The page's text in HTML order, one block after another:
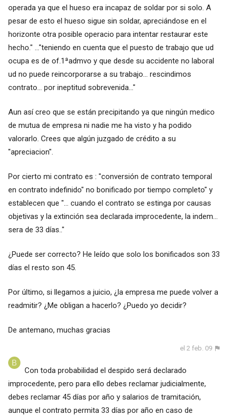
operada ya que el hueso era incapaz de soldar por si solo. A
pesar de esto el hueso sigue sin soldar, apreciándose en el
horizonte otra posible operacio para intentar restaurar este
hecho." ..."teniendo en cuenta que el puesto de trabajo que ud
ocupa es de of.1ªadmvo y que desde su accidente no laboral
ud no puede reincorporarse a su trabajo... rescindimos
contrato... por ineptitud sobrevenida..."
Aun así creo que se están precipitando ya que ningún medico
de mutua de empresa ni nadie me ha visto y ha podido
valorarlo. Crees que algún juzgado de crédito a su
"apreciacion".
Por cierto mi contrato es : "conversión de contrato temporal
en contrato indefinido" no bonificado por tiempo completo" y
establecen que "... cuando el contrato se estinga por causas
objetivas y la extinción sea declarada improcedente, la indem...
sera de 33 días.."
¿Puede ser correcto? He leído que solo los bonificados son 33
días el resto son 45.
Por último, si llegamos a juicio, ¿la empresa me puede volver a
readmitir? ¿Me obligan a hacerlo? ¿Puedo yo decidir?
De antemano, muchas gracias
el 2 feb. 09
Con toda probabilidad el despido será declarado
improcedente, pero para ello debes reclamar judicialmente,
debes reclamar 45 días por año y salarios de tramitación,
aunque el contrato permita 33 días por año en caso de